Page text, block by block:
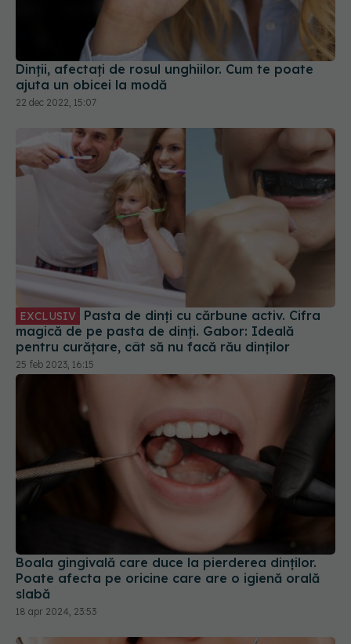
Dinții, afectați de rosul unghiilor. Cum te poate
ajuta un obicei la modă
22 dec 2022, 15:07
EXCLUSIV
magică de pe pasta de dinți. Gabor: Ideală
pentru curățare, cât să nu facă rău dinților
25 feb 2023, 16:15
Boala gingivală care duce la pierderea dinților.
Poate afecta pe oricine care are o igienă orală
slabă
18 apr 2024, 23:53